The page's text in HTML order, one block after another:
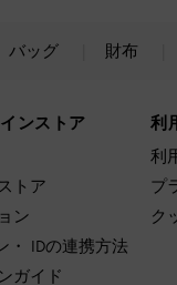
バッグ 財布
ンストア
トア
ン
・ IDの連携方法
ガイド
利
利
プ
ク